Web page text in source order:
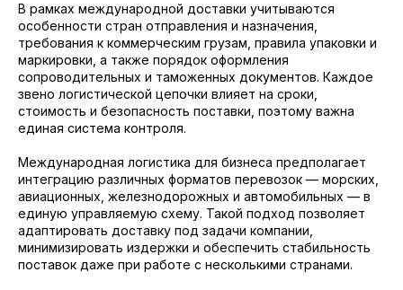
В рамках международной доставки учитываются
особенности стран отправления и назначения,
требования к коммерческим грузам, правила упаковки и
маркировки, а также порядок оформления
сопроводительных и таможенных документов. Каждое
звено логистической цепочки влияет на сроки,
стоимость и безопасность поставки, поэтому важна
единая система контроля.
Международная логистика для бизнеса предполагает
интеграцию различных форматов перевозок — морских,
авиационных, железнодорожных и автомобильных — в
единую управляемую схему. Такой подход позволяет
адаптировать доставку под задачи компании,
минимизировать издержки и обеспечить стабильность
поставок даже при работе с несколькими странами.